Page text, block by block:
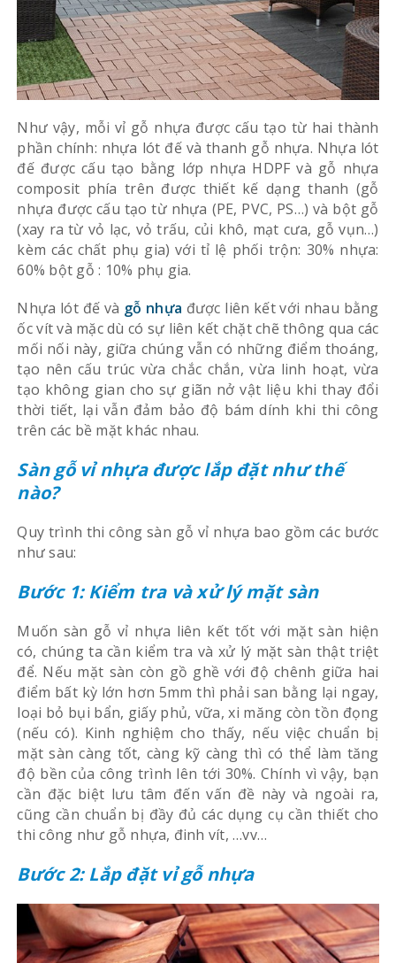
Như vậy, mỗi vỉ gỗ nhựa được cấu tạo từ hai thành
phần chính: nhựa lót đế và thanh gỗ nhựa. Nhựa lót
đế được cấu tạo bằng lớp nhựa HDPF và gỗ nhựa
composit phía trên được thiết kế dạng thanh (gỗ
nhựa được cấu tạo từ nhựa (PE, PVC, PS…) và bột gỗ
(xay ra từ vỏ lạc, vỏ trấu, củi khô, mạt cưa, gỗ vụn…)
kèm các chất phụ gia) với tỉ lệ phối trộn: 30% nhựa:
60% bột gỗ : 10% phụ gia.
Nhựa lót đế và gỗ nhựa được liên kết với nhau bằng
ốc vít và mặc dù có sự liên kết chặt chẽ thông qua các
mối nối này, giữa chúng vẫn có những điểm thoáng,
tạo nên cấu trúc vừa chắc chắn, vừa linh hoạt, vừa
tạo không gian cho sự giãn nở vật liệu khi thay đổi
thời tiết, lại vẫn đảm bảo độ bám dính khi thi công
trên các bề mặt khác nhau.
Sàn gỗ vỉ nhựa được lắp đặt như thế
nào?
Quy trình thi công sàn gỗ vỉ nhựa bao gồm các bước
như sau:
Bước 1: Kiểm tra và xử lý mặt sàn
Muốn sàn gỗ vỉ nhựa liên kết tốt với mặt sàn hiện
có, chúng ta cần kiểm tra và xử lý mặt sàn thật triệt
để. Nếu mặt sàn còn gồ ghề với độ chênh giữa hai
điểm bất kỳ lớn hơn 5mm thì phải san bằng lại ngay,
loại bỏ bụi bẩn, giấy phủ, vữa, xi măng còn tồn đọng
(nếu có). Kinh nghiệm cho thấy, nếu việc chuẩn bị
mặt sàn càng tốt, càng kỹ càng thì có thể làm tăng
độ bền của công trình lên tới 30%. Chính vì vậy, bạn
cần đặc biệt lưu tâm đến vấn đề này và ngoài ra,
cũng cần chuẩn bị đầy đủ các dụng cụ cần thiết cho
thi công như gỗ nhựa, đinh vít, …vv…
Bước 2: Lắp đặt vỉ gỗ nhựa